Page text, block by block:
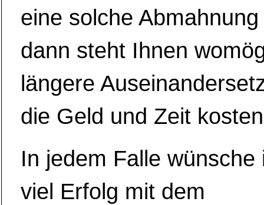
eine solche
dann steht Ihnen
längere
die Geld und Zeit
In jedem Falle wünsche
viel Erfolg mit dem